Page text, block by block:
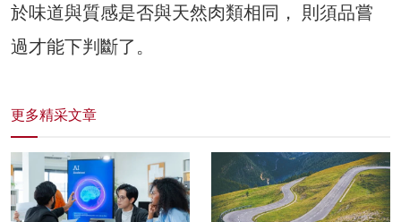
於味道與質感是否與天然肉類相同， 則須品嘗
過才能下判斷了。
更多精采文章